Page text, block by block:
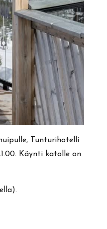
Tunturihotelli
Käynti katolle on